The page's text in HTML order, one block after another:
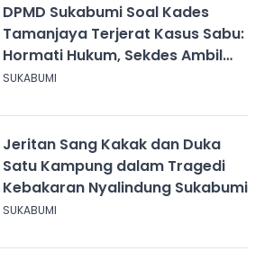
DPMD Sukabumi Soal Kades
Tamanjaya Terjerat Kasus Sabu:
Hormati Hukum, Sekdes Ambil
Alih Pelayanan
SUKABUMI
Jeritan Sang Kakak dan Duka
Satu Kampung dalam Tragedi
Kebakaran Nyalindung Sukabumi
SUKABUMI